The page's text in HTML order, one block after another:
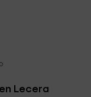
Lecera